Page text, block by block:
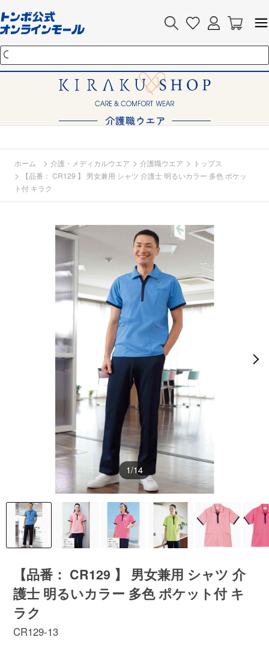
ホーム > 介護・メディカルウエア > 介護職ウエア > トップス
>
【品番： CR129 】 男女兼用 シャツ 介護士 明るいカラー 多色 ポケッ
ト付 キラク
1/14
【品番： CR129 】 男女兼用 シャツ 介
護士 明るいカラー 多色 ポケット付 キ
ラク
CR129-13